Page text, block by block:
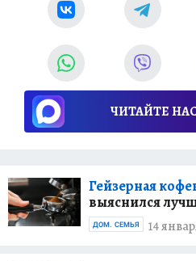
ЧИТАЙТЕ
Гейзерная
выяснился
14
ДОМ. СЕМЬЯ